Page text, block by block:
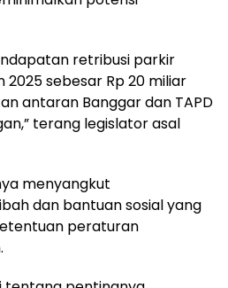
retribusi parkir
sebesar Rp 20 miliar
antaran Banggar dan TAPD
terang legislator asal
menyangkut
dan bantuan sosial yang
peraturan